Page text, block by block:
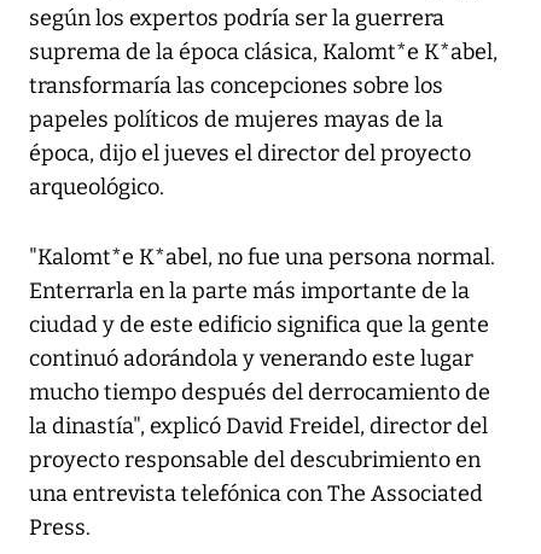
según los expertos podría ser la guerrera
suprema de la época clásica, Kalomt*e K*abel,
transformaría las concepciones sobre los
papeles políticos de mujeres mayas de la
época, dijo el jueves el director del proyecto
arqueológico.
"Kalomt*e K*abel, no fue una persona normal.
Enterrarla en la parte más importante de la
ciudad y de este edificio significa que la gente
continuó adorándola y venerando este lugar
mucho tiempo después del derrocamiento de
la dinastía", explicó David Freidel, director del
proyecto responsable del descubrimiento en
una entrevista telefónica con The Associated
Press.